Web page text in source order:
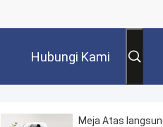
Hubungi Kami
Meja Atas